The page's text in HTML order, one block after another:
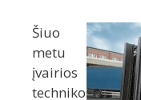
Šiuo
metu
įvairios
techniko